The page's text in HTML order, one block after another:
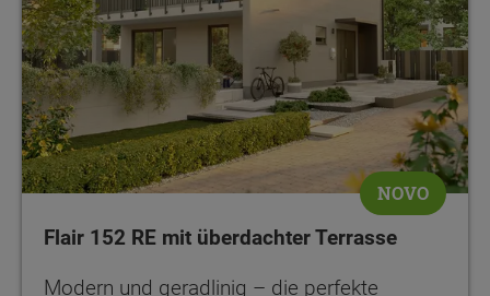
NOVO
Flair 152 RE mit überdachter Terrasse
Modern und geradlinig – die perfekte